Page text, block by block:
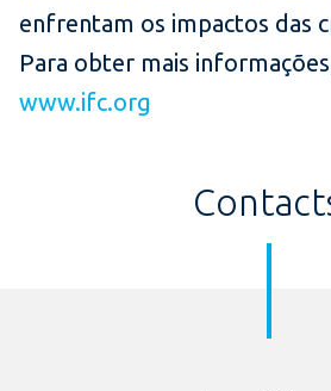
enfrentam os impactos das
Para obter mais
www.ifc.org